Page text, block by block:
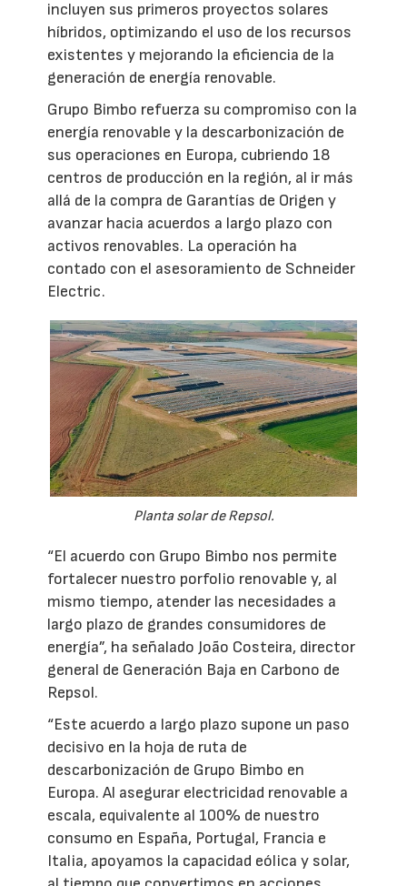
incluyen sus primeros proyectos solares
híbridos, optimizando el uso de los recursos
existentes y mejorando la eficiencia de la
generación de energía renovable.
Grupo Bimbo refuerza su compromiso con la
energía renovable y la descarbonización de
sus operaciones en Europa, cubriendo 18
centros de producción en la región, al ir más
allá de la compra de Garantías de Origen y
avanzar hacia acuerdos a largo plazo con
activos renovables. La operación ha
contado con el asesoramiento de Schneider
Electric.
Planta solar de Repsol.
“El acuerdo con Grupo Bimbo nos permite
fortalecer nuestro porfolio renovable y, al
mismo tiempo, atender las necesidades a
largo plazo de grandes consumidores de
energía”, ha señalado João Costeira, director
general de Generación Baja en Carbono de
Repsol.
“Este acuerdo a largo plazo supone un paso
decisivo en la hoja de ruta de
descarbonización de Grupo Bimbo en
Europa. Al asegurar electricidad renovable a
escala, equivalente al 100% de nuestro
consumo en España, Portugal, Francia e
Italia, apoyamos la capacidad eólica y solar,